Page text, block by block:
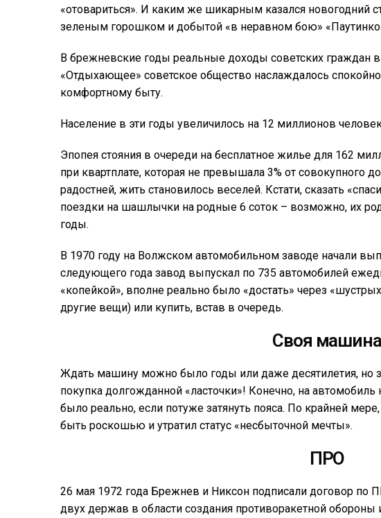
«отовариться». И каким же шикарным казался новогодний
зеленым горошком и добытой «в неравном бою»
В брежневские годы реальные доходы советских граждан
«Отдыхающее» советское общество наслаждалось
комфортному быту.
Население в эти годы увеличилось на 12 миллионов
Эпопея стояния в очереди на бесплатное жилье для 162
при квартплате, которая не превышала 3% от совокупного
радостней, жить становилось веселей. Кстати, сказать
поездки на шашлычки на родные 6 соток – возможно, их
годы.
В 1970 году на Волжском автомобильном заводе начали
следующего года завод выпускал по 735 автомобилей
«копейкой», вполне реально было «достать» через
другие вещи) или купить, встав в очередь.
Своя машина
Ждать машину можно было годы или даже десятилетия, но
покупка долгожданной «ласточки»! Конечно, на
было реально, если потуже затянуть пояса. По крайней
быть роскошью и утратил статус «несбыточной мечты».
ПРО
26 мая 1972 года Брежнев и Никсон подписали договор по
двух держав в области создания противоракетной